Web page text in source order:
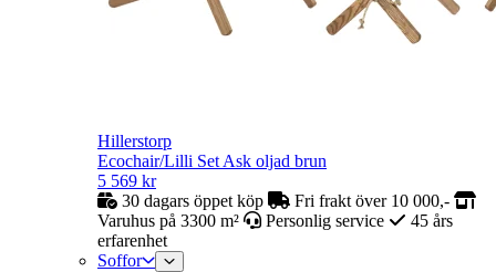
Hillerstorp
Ecochair/Lilli Set Ask oljad brun
5 569 kr
30 dagars öppet köp
Fri frakt över 10 000,-
Varuhus på 3300 m²
Personlig service
45 års
erfarenhet
Soffor